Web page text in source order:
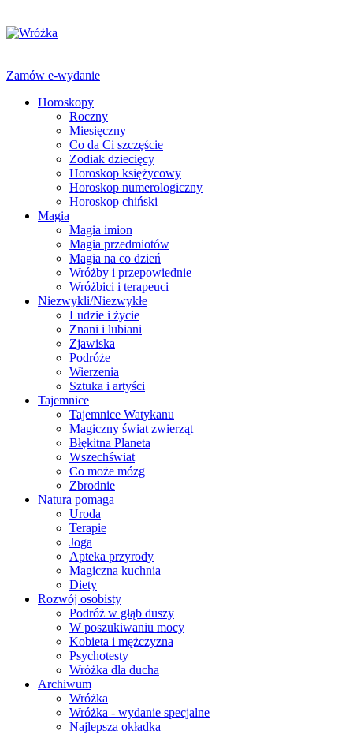
Zamów e-wydanie
Horoskopy
Roczny
Miesięczny
Co da Ci szczęście
Zodiak dziecięcy
Horoskop księżycowy
Horoskop numerologiczny
Horoskop chiński
Magia
Magia imion
Magia przedmiotów
Magia na co dzień
Wróżby i przepowiednie
Wróżbici i terapeuci
Niezwykli/Niezwykłe
Ludzie i życie
Znani i lubiani
Zjawiska
Podróże
Wierzenia
Sztuka i artyści
Tajemnice
Tajemnice Watykanu
Magiczny świat zwierząt
Błękitna Planeta
Wszechświat
Co może mózg
Zbrodnie
Natura pomaga
Uroda
Terapie
Joga
Apteka przyrody
Magiczna kuchnia
Diety
Rozwój osobisty
Podróż w głąb duszy
W poszukiwaniu mocy
Kobieta i mężczyzna
Psychotesty
Wróżka dla ducha
Archiwum
Wróżka
Wróżka - wydanie specjalne
Najlepsza okładka